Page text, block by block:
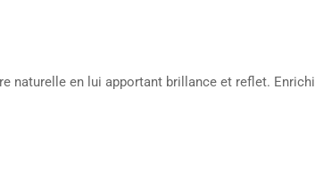
en lui apportant brillance et reflet.